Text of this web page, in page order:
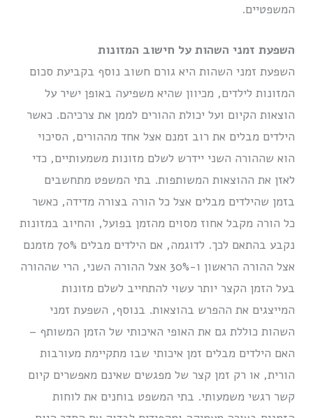
המשפטיים.
השפעת זמני השהות על חישוב המזונות
השפעת זמני השהות היא גורם חשוב נוסף בקביעת סכום
המזונות לילדים, מכיוון שהיא משפיעה באופן ישיר על
הוצאות הקיום ועל יכולת ההורים לממן את צרכיהם. כאשר
הילדים מבלים את רוב זמנם אצל אחד מההורים, הסיכוי
הוא שההורה השני יידרש לשלם מזונות משמעותיים, כדי
לאזן את ההוצאות המשותפות. בתי המשפט מתחשבים
בזמן שהילדים מבלים אצל כל הורה בצורה מדידה, כאשר
כל הורה מקבל אחוז מסוים מהזמן בפועל, והחיוב במזונות
נקבע בהתאם לכך. לדוגמה, אם הילדים מבלים 70% מזמנם
אצל ההורה הראשון ו-30% אצל ההורה השני, הרי שההורה
בעל הזמן הקצר יותר עשוי להתחייב לשלם מזונות
המייצגים את ההפרש בהוצאות. בנוסף, השפעת זמני
השהות כוללת גם את האופי האיכותי של הזמן המשותף –
האם הילדים מבלים זמן איכותי שבו מתקיימת מעורבות
הורית, או רק זמן קצר של מפגשים שאינם מאפשרים קיום
קשר רגשי משמעותי. בתי המשפט בוחנים את לוחות